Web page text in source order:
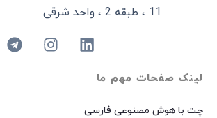
لینک صفحات مهم ما
چت با هوش مصنوعی فارسی
11 ، طبقه 2 ، واحد شرقی